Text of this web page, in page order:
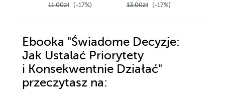
11.00zł (-17%) 13.00zł (-17%)
Ebooka "Świadome Decyzje:
Jak Ustalać Priorytety
i Konsekwentnie Działać"
przeczytasz na: